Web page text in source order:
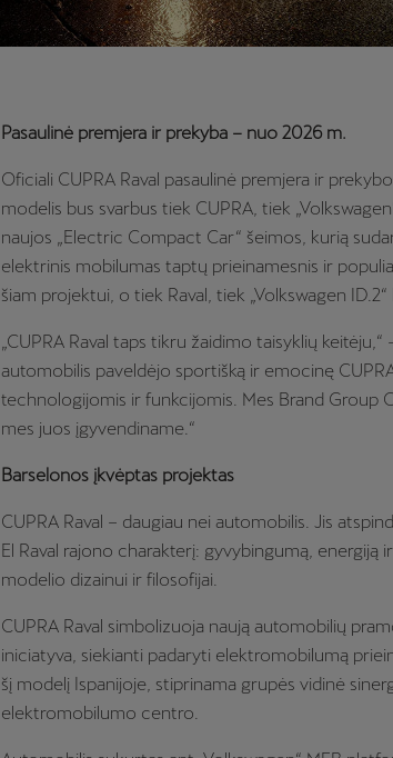
Pasaulinė premjera ir prekyba – nuo 2026 m.
Oficiali CUPRA Raval pasaulinė premjera ir
modelis bus svarbus tiek CUPRA, tiek
naujos „Electric Compact Car“ šeimos, kurią
elektrinis mobilumas taptų prieinamesnis ir
šiam projektui, o tiek Raval, tiek „Volkswagen
„CUPRA Raval taps tikru žaidimo taisyklių keitėju,“
automobilis paveldėjo sportišką ir emocinę
technologijomis ir funkcijomis. Mes Brand Group
mes juos įgyvendiname.“
Barselonos įkvėptas projektas
CUPRA Raval – daugiau nei automobilis. Jis
El Raval rajono charakterį: gyvybingumą, energiją
modelio dizainui ir filosofijai.
CUPRA Raval simbolizuoja naują automobilių
iniciatyva, siekianti padaryti elektromobilumą
šį modelį Ispanijoje, stiprinama grupės vidinė
elektromobilumo centro.